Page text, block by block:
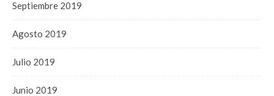
Septiembre 2019
Agosto 2019
Julio 2019
Junio 2019